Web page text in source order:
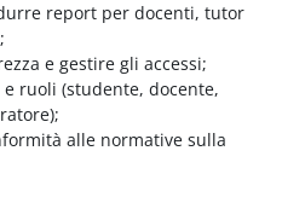
report per docenti, tutor
e gestire gli accessi;
ruoli (studente, docente,
alle normative sulla